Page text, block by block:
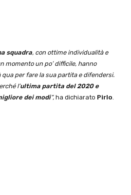
squadra, con ottime individualità e
momento un po’ difficile, hanno
qua per fare la sua partita e difendersi.
l’ultima partita del 2020 e
dei modi“, ha dichiarato Pirlo.